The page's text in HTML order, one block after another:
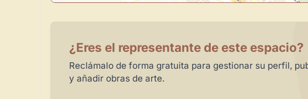
¿Eres el representante de este espacio?
Reclámalo de forma gratuita para gestionar su perfil,
y añadir obras de arte.